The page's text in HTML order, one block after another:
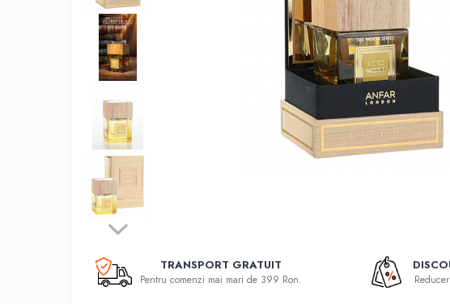
TRANSPORT GRATUIT
Pentru comenzi mai mari de 399 Ron.